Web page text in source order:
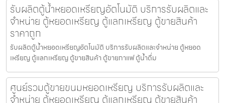
รับผลิตตู้น้ำหยอดเหรียญ​อัตโนมัติ บริการรับผลิตและ
จำหน่าย ตู้หยอดเหรียญ ตู้แลกเหรียญ ตู้ขายสินค้า
ราคาถูก
รับผลิตตู้น้ำหยอดเหรียญ​อัตโนมัติ บริการรับผลิตและจำหน่าย ตู้หยอด
เหรียญ ตู้แลกเหรียญ ตู้ขายสินค้า ตู้ขายกาแฟ ตู้น้ำดื่ม
ศูนย์รวมตู้ขายขนมหยอดเหรียญ​ บริการรับผลิตและ
จำหน่าย ตู้หยอดเหรียญ ตู้แลกเหรียญ ตู้ขายสินค้า